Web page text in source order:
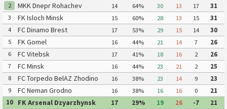
2
MKK Dnepr Rohachev 14 64% 30 13 17
31
3
FK Isloch Minsk 15 60% 28 13 15
31
4
FC Dinamo Brest 17 53% 29 15 14
30
5
FK Gomel 16 44% 21 14 7
26
6
FC Vitebsk 17 41% 18 16 2
26
7
FC Minsk 16 44% 23 21 2
25
8
FC Torpedo BelAZ Zhodino 16 38% 23 14 9
23
9
FC Neman Grodno 16 38% 16 16 0
21
10
FK Arsenal Dzyarzhynsk 17 29% 19 26 -7
21